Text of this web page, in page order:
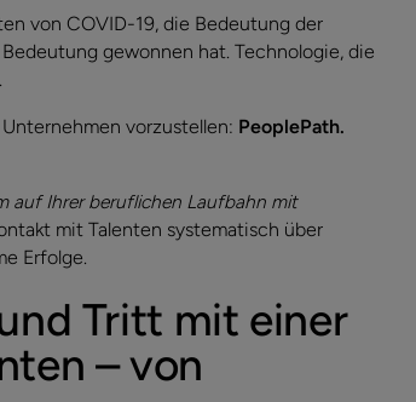
von COVID-19, die Bedeutung der
gewonnen hat. Technologie, die
vorzustellen: PeoplePath.
auf Ihrer beruflichen Laufbahn mit
mit Talenten systematisch über
Erfolge.
Tritt mit einer
– von